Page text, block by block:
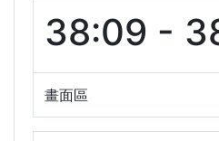
38:09 -
畫面區